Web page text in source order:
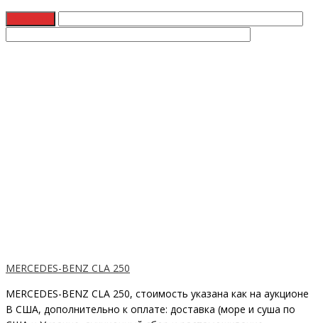
MERCEDES-BENZ CLA 250
MERCEDES-BENZ CLA 250, стоимость указана как на аукционе
В США, дополнительно к оплате: доставка (море и суша по